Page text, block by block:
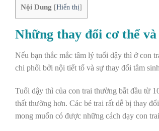
Nội Dung [Hiển thị]
Những thay đổi cơ thể
Nếu bạn thắc mắc tâm lý tuổi dậy thì ở con
chi phối bởi nội tiết tố và sự thay đổi tâm
Tuổi dậy thì của con trai thường bắt đầu từ
thất thường hơn. Các bé trai rất dễ bị thay
mong muốn có được những cách dạy con